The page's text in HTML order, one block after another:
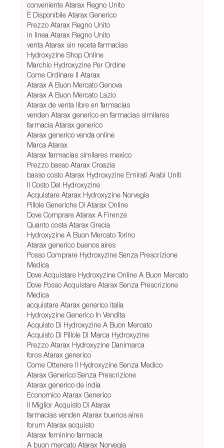
conveniente Atarax Regno Unito
È Disponibile Atarax Generico
Prezzo Atarax Regno Unito
in linea Atarax Regno Unito
venta Atarax sin receta farmacias
Hydroxyzine Shop Online
Marchio Hydroxyzine Per Ordine
Come Ordinare Il Atarax
Atarax A Buon Mercato Genova
Atarax A Buon Mercato Lazio
Atarax de venta libre en farmacias
venden Atarax generico en farmacias similares
farmacia Atarax generico
Atarax generico venda online
Marca Atarax
Atarax farmacias similares mexico
Prezzo basso Atarax Croazia
basso costo Atarax Hydroxyzine Emirati Arabi Uniti
Il Costo Del Hydroxyzine
Acquistare Atarax Hydroxyzine Norvegia
Pillole Generiche Di Atarax Online
Dove Comprare Atarax A Firenze
Quanto costa Atarax Grecia
Hydroxyzine A Buon Mercato Torino
Atarax generico buenos aires
Posso Comprare Hydroxyzine Senza Prescrizione
Medica
Dove Acquistare Hydroxyzine Online A Buon Mercato
Dove Posso Acquistare Atarax Senza Prescrizione
Medica
acquistare Atarax generico italia
Hydroxyzine Generico In Vendita
Acquisto Di Hydroxyzine A Buon Mercato
Acquisto Di Pillole Di Marca Hydroxyzine
Prezzo Atarax Hydroxyzine Danimarca
foros Atarax generico
Come Ottenere Il Hydroxyzine Senza Medico
Atarax Generico Senza Prescrizione
Atarax generico de india
Economico Atarax Generico
Il Miglior Acquisto Di Atarax
farmacias venden Atarax buenos aires
forum Atarax acquisto
Atarax feminino farmacia
A buon mercato Atarax Norvegia